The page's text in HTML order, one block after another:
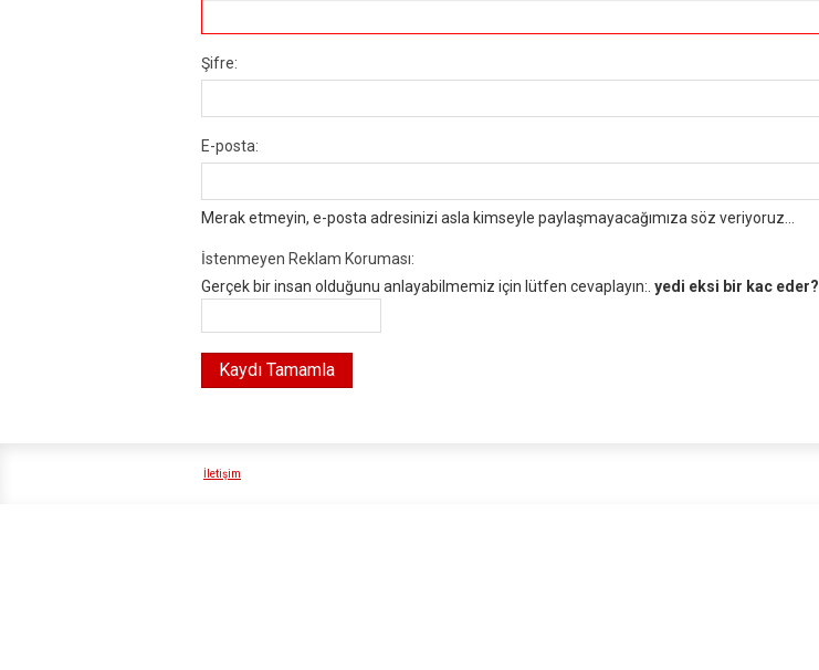
Şifre:
E-posta:
Merak etmeyin, e-posta adresinizi asla kimseyle paylaşmayacağımıza söz veriyoruz...
İstenmeyen Reklam Koruması:
Gerçek bir insan olduğunu anlayabilmemiz için lütfen cevaplayın:. yedi eksi bir kac eder?
İletişim